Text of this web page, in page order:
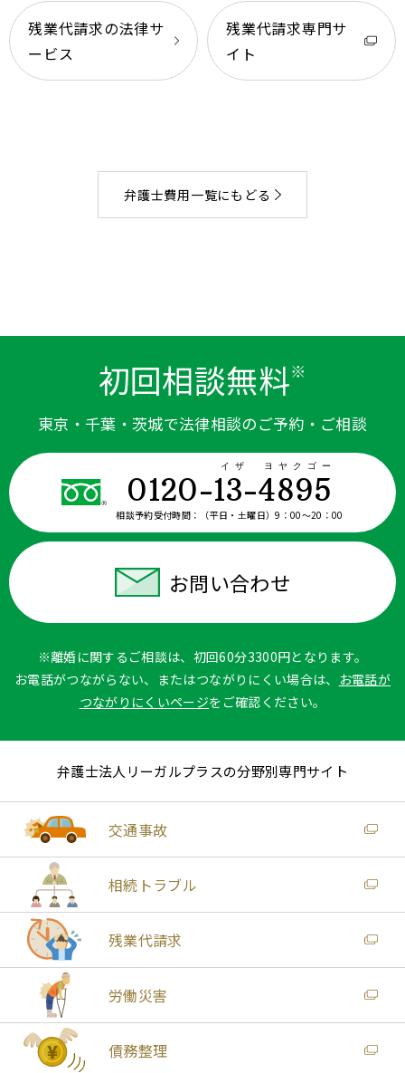
残業代請求の法律サ
ービス
残業代請求専門サ
イト
弁護士費用一覧にもどる
初回相談無料※
東京・千葉・茨城で法律相談のご予約・ご相談
0120-13-4895
イザ ヨヤクゴー
相談予約受付時間： （平日・土曜日）9：00〜20：00
お問い合わせ
※離婚に関するご相談は、初回60分3300円となります。
お電話がつながらない、またはつながりにくい場合は、
お電話が
つながりにくいページをご確認ください。
弁護士法人リーガルプラスの分野別専門サイト
交通事故
相続トラブル
残業代請求
労働災害
債務整理